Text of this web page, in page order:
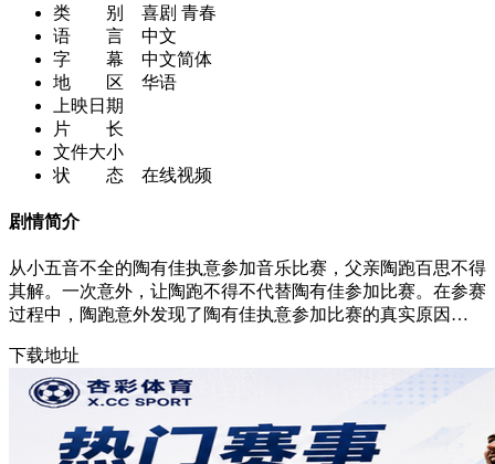
类 别
喜剧 青春
语 言
中文
字 幕
中文简体
地 区
华语
上映日期
片 长
文件大小
状 态
在线视频
剧情简介
从小五音不全的陶有佳执意参加音乐比赛，父亲陶跑百思不得
其解。一次意外，让陶跑不得不代替陶有佳参加比赛。在参赛
过程中，陶跑意外发现了陶有佳执意参加比赛的真实原因…
下载地址